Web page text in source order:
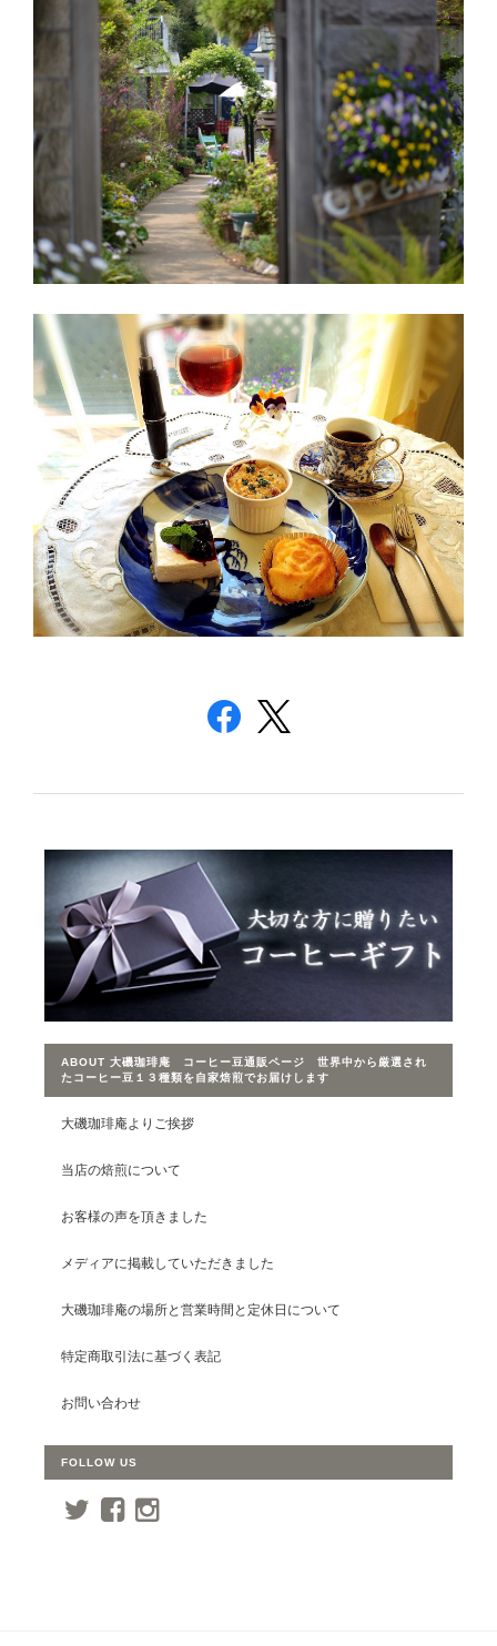
ABOUT 大磯珈琲庵 コーヒー豆通販ページ 世界中から厳選され
たコーヒー豆１３種類を自家焙煎でお届けします
大磯珈琲庵よりご挨拶
当店の焙煎について
お客様の声を頂きました
メディアに掲載していただきました
大磯珈琲庵の場所と営業時間と定休日について
特定商取引法に基づく表記
お問い合わせ
FOLLOW US